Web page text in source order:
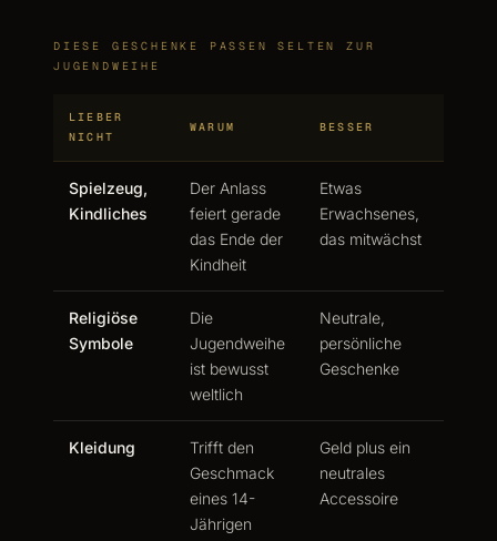
DIESE GESCHENKE PASSEN SELTEN ZUR
JUGENDWEIHE
LIEBER
NICHT
WARUM BESSER
Spielzeug,
Kindliches
Der Anlass
feiert gerade
das Ende der
Kindheit
Etwas
Erwachsenes,
das mitwächst
Religiöse
Symbole
Die
Jugendweihe
ist bewusst
weltlich
Neutrale,
persönliche
Geschenke
Kleidung
Trifft den
Geschmack
eines 14-
Jährigen
Geld plus ein
neutrales
Accessoire